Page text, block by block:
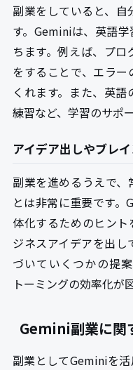
副業をしていると、
す。Geminiは、英語
ちます。例えば、プ
をすることで、エラ
くれます。また、英
練習など、学習のサポ
アイデア出しやブレ
副業を進めるうえで
とは非常に重要です
体化するためのヒン
ジネスアイデアを出
づいていくつかの提
トーミングの効率化が
Gemini副業に関
副業としてGeminiを